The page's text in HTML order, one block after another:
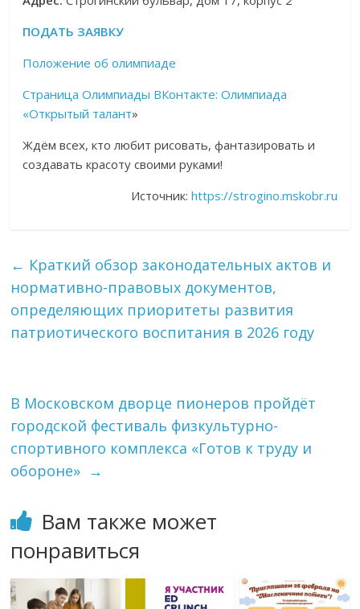
ПОДАТЬ ЗАЯВКУ
Положение об олимпиаде
Страница Олимпиады ВКонтакте: Олимпиада
«Открытый талант»
Ждём всех, кто любит рисовать, фантазировать и
создавать красоту своими руками!
Источник: https://strogino.mskobr.ru
← Краткий обзор законодательных актов и
нормативно-правовых документов,
определяющих приоритеты развития
патриотического воспитания в 2026 году
В Московском дворце пионеров пройдёт
городской фестиваль физкультурно-
спортивного комплекса «Готов к труду и
обороне» →
Вам также может
понравиться